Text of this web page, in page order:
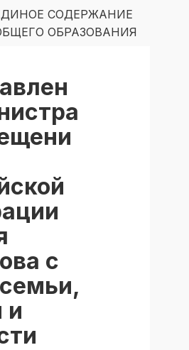
СОДЕРЖАНИЕ
ОБРАЗОВАНИЯ
с
и